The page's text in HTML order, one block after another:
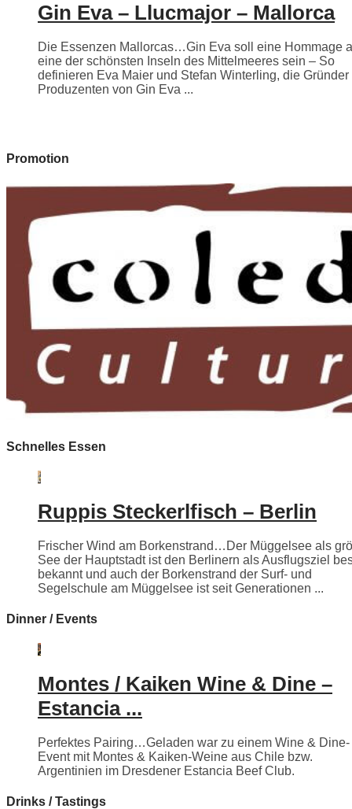
Gin Eva – Llucmajor – Mallorca
Die Essenzen Mallorcas…Gin Eva soll eine Hommage
eine der schönsten Inseln des Mittelmeeres sein – So
definieren Eva Maier und Stefan Winterling, die Gründer
Produzenten von Gin Eva ...
Promotion
Schnelles Essen
Ruppis Steckerlfisch – Berlin
Frischer Wind am Borkenstrand…Der Müggelsee als
See der Hauptstadt ist den Berlinern als Ausflugsziel
bekannt und auch der Borkenstrand der Surf- und
Segelschule am Müggelsee ist seit Generationen ...
Dinner / Events
Montes / Kaiken Wine & Dine –
Estancia ...
Perfektes Pairing…Geladen war zu einem Wine & Dine-
Event mit Montes & Kaiken-Weine aus Chile bzw.
Argentinien im Dresdener Estancia Beef Club.
Drinks / Tastings